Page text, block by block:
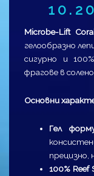
Microbe-Lift
гелообразно
сигурно и
фрагове в
Основни
Гел
прецизно,
100% Reef